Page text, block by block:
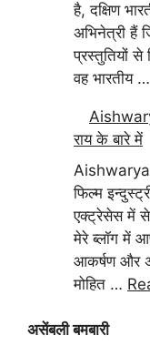
है, दक्षिण
अभिनेत्री हैं
प्रस्तुतियों से
वह भारतीय …
राय के बारे में
फिल्म
एक्ट्रेसेस में से
मेरे ब्लॉग में
आकर्षण और
मोहित …
असेंबली बमबारी